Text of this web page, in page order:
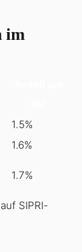
im
1.5%
1.6%
1.7%
SIPRI-